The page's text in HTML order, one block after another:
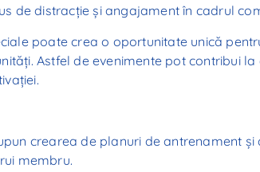
de distracție și angajament în cadrul
poate crea o oportunitate unică
Astfel de evenimente pot contribui
crearea de planuri de antrenament
membru.